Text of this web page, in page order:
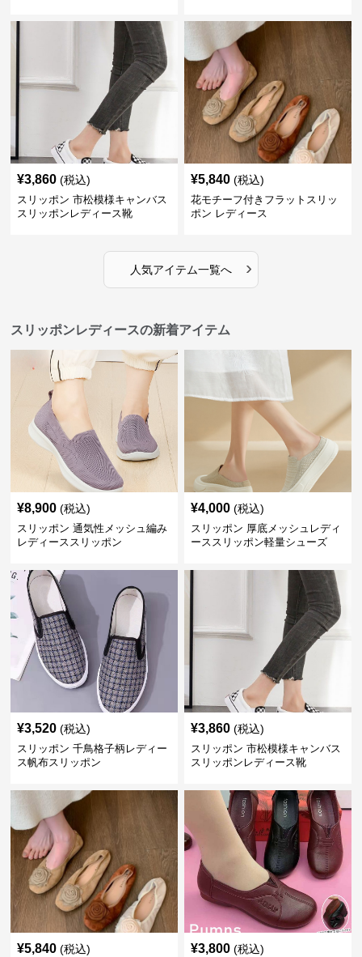
¥3,860 (税込)
スリッポン 市松模様キャンバス
スリッポンレディース靴
¥5,840 (税込)
花モチーフ付きフラットスリッ
ポン レディース
人気アイテム一覧へ ›
スリッポンレディースの新着アイテム
¥8,900 (税込)
スリッポン 通気性メッシュ編み
レディーススリッポン
¥4,000 (税込)
スリッポン 厚底メッシュレディ
ーススリッポン軽量シューズ
¥3,520 (税込)
スリッポン 千鳥格子柄レディー
ス帆布スリッポン
¥3,860 (税込)
スリッポン 市松模様キャンバス
スリッポンレディース靴
¥5,840 (税込) ¥3,800 (税込)